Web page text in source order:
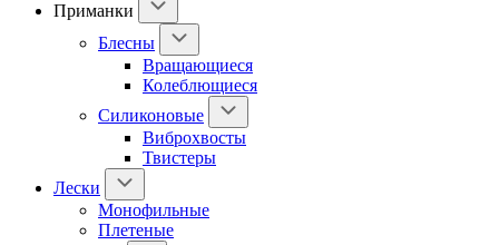
Приманки
Блесны
Вращающиеся
Колеблющиеся
Силиконовые
Виброхвосты
Твистеры
Лески
Монофильные
Плетеные